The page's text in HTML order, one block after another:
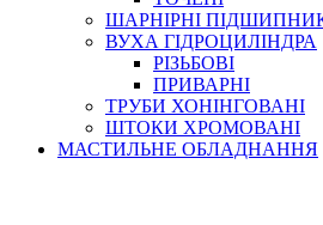
ШАРНІРНІ
ВУХА ГІДРОЦИЛІНДРА
РІЗЬБОВІ
ПРИВАРНІ
ТРУБИ ХОНІНГОВАНІ
ШТОКИ ХРОМОВАНІ
МАСТИЛЬНЕ ОБЛАДНАННЯ